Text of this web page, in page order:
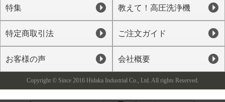
特集 教えて！高圧洗浄機
特定商取引法 ご注文ガイド
お客様の声 会社概要
Copyright © Since 2016 Hidaka Industrial Co., Ltd. All rights Reserved.